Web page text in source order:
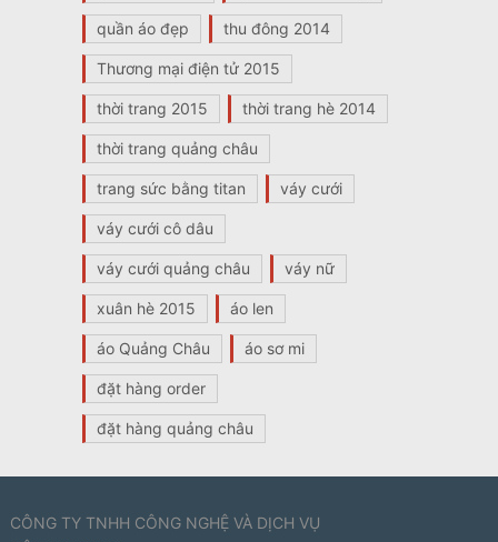
quần áo đẹp thu đông 2014
Thương mại điện tử 2015
thời trang 2015 thời trang hè 2014
thời trang quảng châu
trang sức bằng titan váy cưới
váy cưới cô dâu
váy cưới quảng châu váy nữ
xuân hè 2015 áo len
áo Quảng Châu áo sơ mi
đặt hàng order
đặt hàng quảng châu
CÔNG TY TNHH CÔNG NGHỆ VÀ DỊCH VỤ